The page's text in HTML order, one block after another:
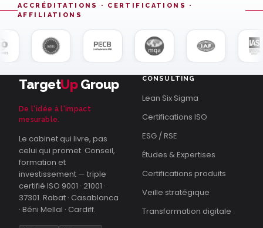
ACCRÉDITATIONS · CERTIFICATIONS ·
AFFILIATIONS
TargetUpGroup
De l'idée à l'impact
mesurable.
Le cabinet qui livre, pas
celui qui promet. Conseil,
formation et
investissement — triple
certifié ISO 9001 · 21001 ·
37301. Rabat · Casablanca
· Béni Mellal · Cardiff.
CONSULTING
Lean Six Sigma
Certifications ISO
ESG / RSE
Études & Expertises
Certifications produits
Veille stratégique
Transformation digitale